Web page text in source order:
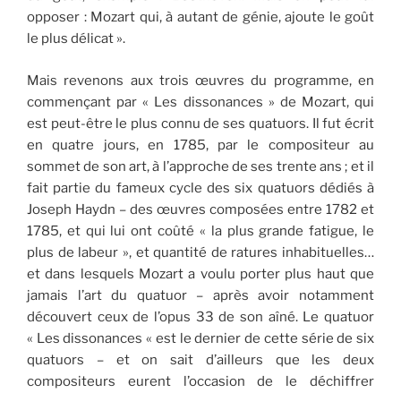
opposer : Mozart qui, à autant de génie, ajoute le goût
le plus délicat ».
Mais revenons aux trois œuvres du programme, en
commençant par « Les dissonances » de Mozart, qui
est peut-être le plus connu de ses quatuors. Il fut écrit
en quatre jours, en 1785, par le compositeur au
sommet de son art, à l’approche de ses trente ans ; et il
fait partie du fameux cycle des six quatuors dédiés à
Joseph Haydn – des œuvres composées entre 1782 et
1785, et qui lui ont coûté « la plus grande fatigue, le
plus de labeur », et quantité de ratures inhabituelles…
et dans lesquels Mozart a voulu porter plus haut que
jamais l’art du quatuor – après avoir notamment
découvert ceux de l’opus 33 de son aîné. Le quatuor
« Les dissonances « est le dernier de cette série de six
quatuors – et on sait d’ailleurs que les deux
compositeurs eurent l’occasion de le déchiffrer